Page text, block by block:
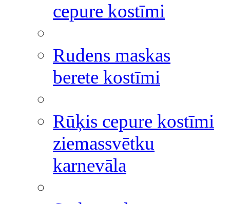
cepure kostīmi
Rudens maskas
berete kostīmi
Rūķis cepure kostīmi
ziemassvētku
karnevāla